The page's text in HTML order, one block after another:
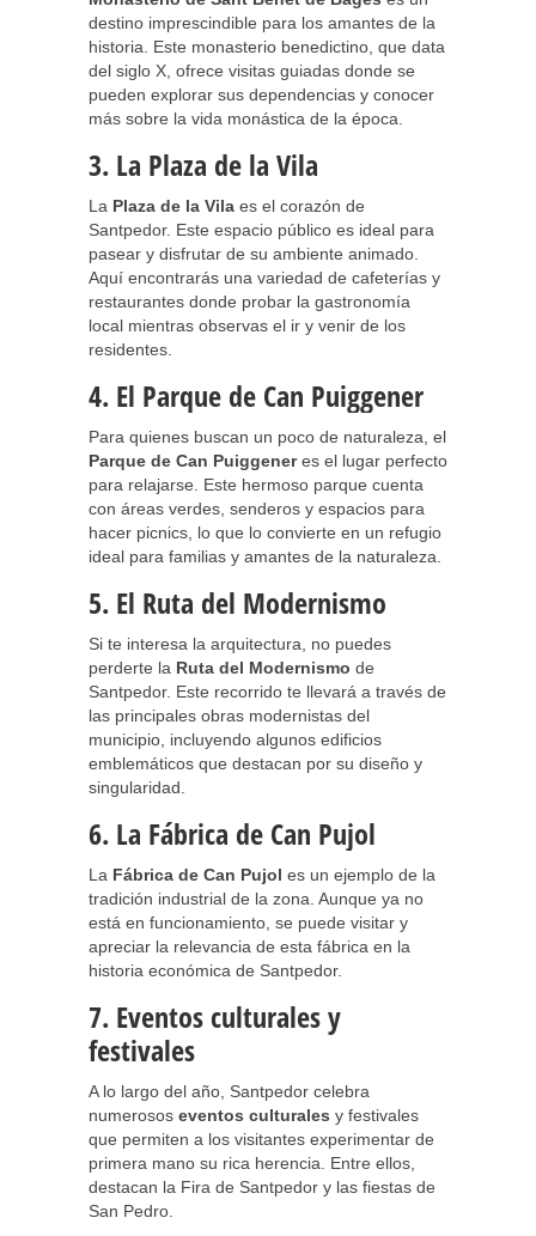
destino imprescindible para los amantes de la
historia. Este monasterio benedictino, que data
del siglo X, ofrece visitas guiadas donde se
pueden explorar sus dependencias y conocer
más sobre la vida monástica de la época.
3. La Plaza de la Vila
La Plaza de la Vila es el corazón de
Santpedor. Este espacio público es ideal para
pasear y disfrutar de su ambiente animado.
Aquí encontrarás una variedad de cafeterías y
restaurantes donde probar la gastronomía
local mientras observas el ir y venir de los
residentes.
4. El Parque de Can Puiggener
Para quienes buscan un poco de naturaleza, el
Parque de Can Puiggeneres el lugar perfecto
para relajarse. Este hermoso parque cuenta
con áreas verdes, senderos y espacios para
hacer picnics, lo que lo convierte en un refugio
ideal para familias y amantes de la naturaleza.
5. El Ruta del Modernismo
Si te interesa la arquitectura, no puedes
perderte la Ruta del Modernismo de
Santpedor. Este recorrido te llevará a través de
las principales obras modernistas del
municipio, incluyendo algunos edificios
emblemáticos que destacan por su diseño y
singularidad.
6. La Fábrica de Can Pujol
La Fábrica de Can Pujol es un ejemplo de la
tradición industrial de la zona. Aunque ya no
está en funcionamiento, se puede visitar y
apreciar la relevancia de esta fábrica en la
historia económica de Santpedor.
7. Eventos culturales y
festivales
A lo largo del año, Santpedor celebra
numerosos eventos culturales y festivales
que permiten a los visitantes experimentar de
primera mano su rica herencia. Entre ellos,
destacan la Fira de Santpedor y las fiestas de
San Pedro.